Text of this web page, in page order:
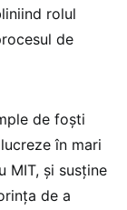
rolul
de
de foști
în mari
MIT, și susține
de a